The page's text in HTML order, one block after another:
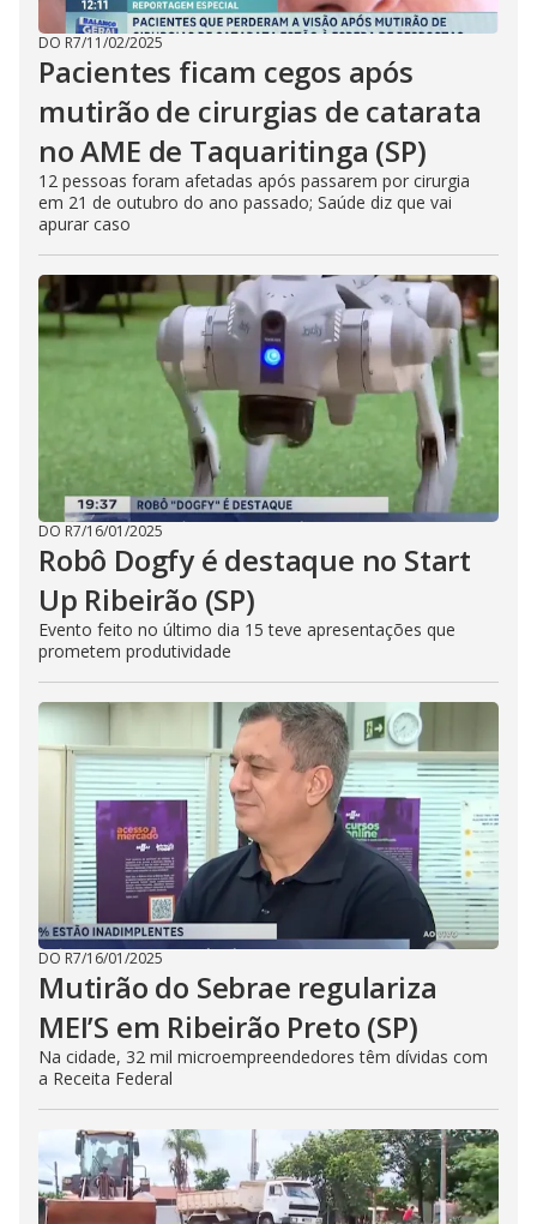
DO R7/11/02/2025
Pacientes ficam cegos após
mutirão de cirurgias de catarata
no AME de Taquaritinga (SP)
12 pessoas foram afetadas após passarem por cirurgia
em 21 de outubro do ano passado; Saúde diz que vai
apurar caso
DO R7/16/01/2025
Robô Dogfy é destaque no Start
Up Ribeirão (SP)
Evento feito no último dia 15 teve apresentações que
prometem produtividade
DO R7/16/01/2025
Mutirão do Sebrae regulariza
MEI’S em Ribeirão Preto (SP)
Na cidade, 32 mil microempreendedores têm dívidas com
a Receita Federal